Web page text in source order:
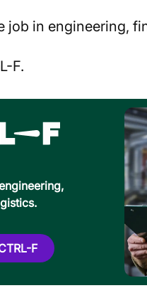
job in engineering,
F.
F